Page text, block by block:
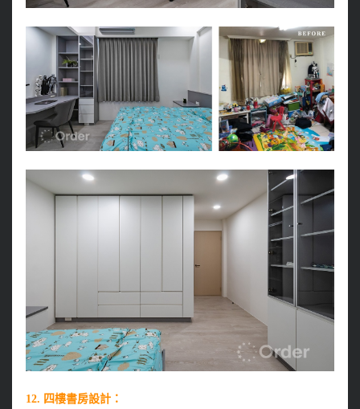
12. 四樓書房設計：